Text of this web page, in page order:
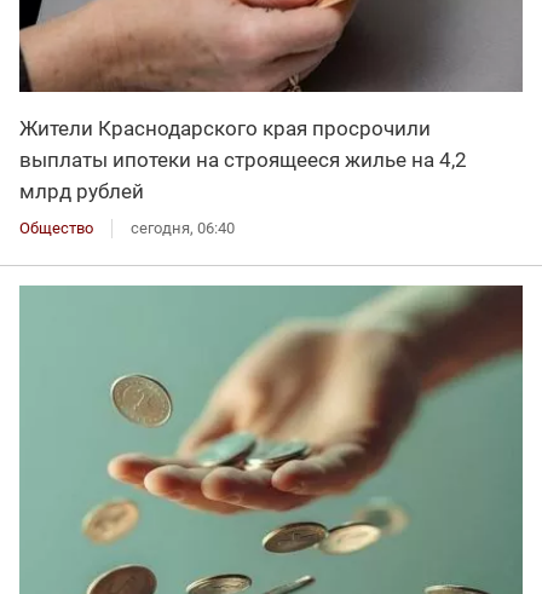
Жители Краснодарского края просрочили
выплаты ипотеки на строящееся жилье на 4,2
млрд рублей
Общество сегодня, 06:40